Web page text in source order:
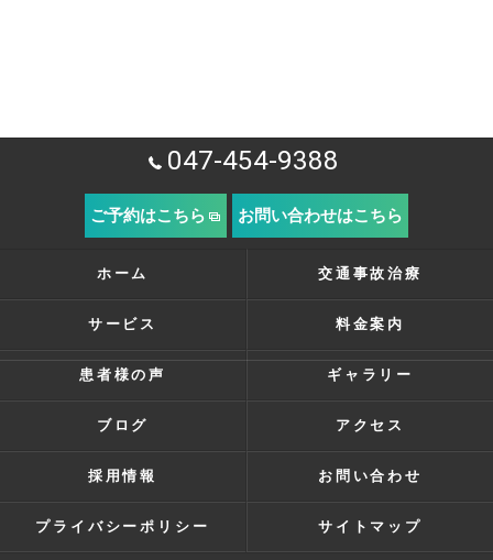
047-454-9388
ご予約はこちら お問い合わせはこちら
ホーム 交通事故治療
サービス 料金案内
患者様の声 ギャラリー
ブログ アクセス
採用情報 お問い合わせ
プライバシーポリシー サイトマップ